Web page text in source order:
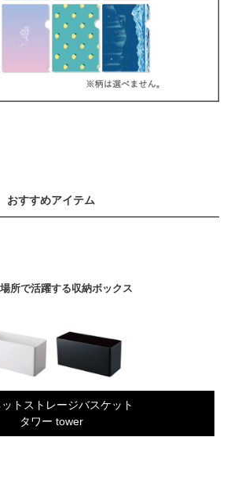
おすすめアイテム
所で活躍する収納ボックス
トストレージバスケット
タワー tower